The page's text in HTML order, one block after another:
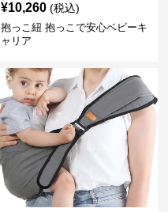
¥10,260 (税込)
抱っこ紐 抱っこで安心ベビーキ
ャリア